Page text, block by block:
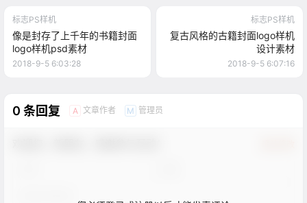
标志PS样机
像是封存了上千年的书籍封面
logo样机psd素材
2018-9-5 6:03:28
标志PS样机
复古风格的古籍封面logo样机
设计素材
2018-9-5 6:07:16
0 条回复 A 文章作者 M 管理员